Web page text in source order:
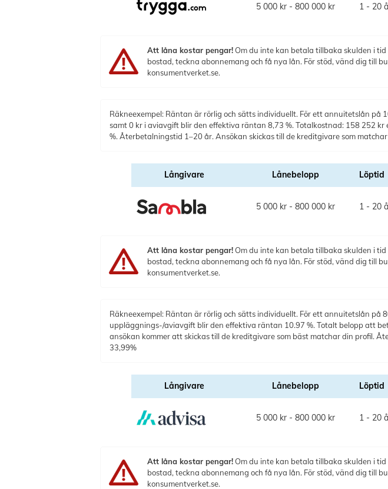
5 000 kr - 800 000 kr 1 - 20
Att låna kostar pengar!Om du inte kan betala tillbaka skulden i
bostad, teckna abonnemang och få nya lån. För stöd, vänd dig till
konsumentverket.se.
Räkneexempel: Räntan är rörlig och sätts individuellt. För ett annuitetslån
samt 0 kr i aviavgift blir den effektiva räntan 8,73 %. Totalkostnad: 158 252
%. Återbetalningstid 1–20 år. Ansökan skickas till de kreditgivare som
Långivare Lånebelopp Löptid
5 000 kr - 800 000 kr 1 - 20
Att låna kostar pengar!Om du inte kan betala tillbaka skulden i
bostad, teckna abonnemang och få nya lån. För stöd, vänd dig till
konsumentverket.se.
Räkneexempel: Räntan är rörlig och sätts individuellt. För ett annuitetslån på
uppläggnings-/aviavgift blir den effektiva räntan 10.97 %. Totalt belopp att
ansökan kommer att skickas till de kreditgivare som bäst matchar din profil.
33,99%
Långivare Lånebelopp Löptid
5 000 kr - 800 000 kr 1 - 20
Att låna kostar pengar!Om du inte kan betala tillbaka skulden i
bostad, teckna abonnemang och få nya lån. För stöd, vänd dig till
konsumentverket.se.